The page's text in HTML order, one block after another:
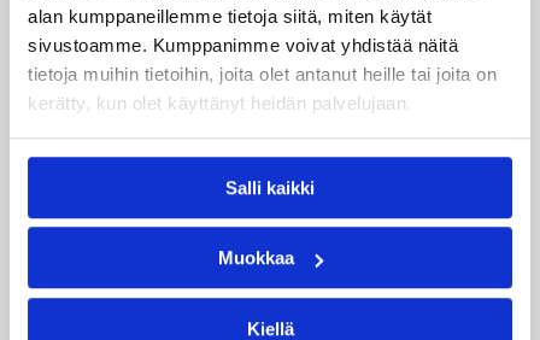
alan kumppaneillemme tietoja siitä, miten käytät
sivustoamme. Kumppanimme voivat yhdistää näitä
tietoja muihin tietoihin, joita olet antanut heille tai joita on
kerätty, kun olet käyttänyt heidän palvelujaan.
Salli kaikki
Muokkaa
Kiellä
Kouvolan Kouvot otti vakuuttavan voiton perjantai-
iltana Mansikka-ahon Urheiluhallilla sarjavitosesta
Tampereen Pyrinnöstä. Ottelua avausjakson
puolestavälistä aina loppusummeriin asti johtanut
Kouvot piti Pyrinnön kiriaikeet kurissa
päätösneljänneksellä ja juoksi hienoon 81-74 (46-32) –
1265 katsojan silmien edessä otetun kotivoiton
ensimmäiselle kierrokselle kotiedun. Samalla Kouvot
nousi tasapisteisiin Kauhajoen Karhun kanssa, mutta
keskinäisten otteluiden tulosten vuoksi Karhu pitää